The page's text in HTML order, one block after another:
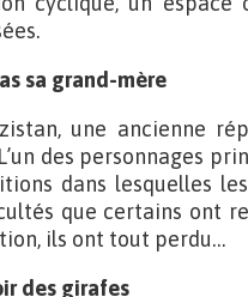
sa grand-mère
une ancienne
des personnages
dans lesquelles
que certains ont
ils ont tout perdu…
des girafes